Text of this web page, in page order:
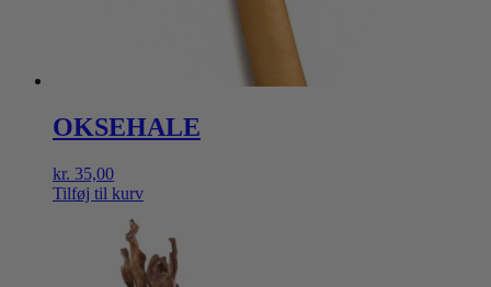
OKSEHALE
kr. 35,00
Tilføj til kurv